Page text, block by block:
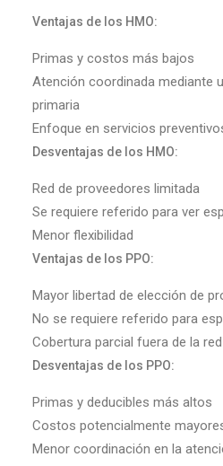
Ventajas de los HMO:
Primas y costos más bajos
Atención coordinada mediante
primaria
Enfoque en servicios
Desventajas de los HMO:
Red de proveedores limitada
Se requiere referido para ver
Menor flexibilidad
Ventajas de los PPO:
Mayor libertad de elección de
No se requiere referido para
Cobertura parcial fuera de la red
Desventajas de los PPO:
Primas y deducibles más altos
Costos potencialmente
Menor coordinación en la